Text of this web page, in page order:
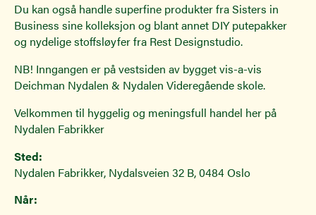
Du kan også handle superfine produkter fra Sisters in
Business sine kolleksjon og blant annet DIY putepakker
og nydelige stoffsløyfer fra Rest Designstudio.
NB! Inngangen er på vestsiden av bygget vis-a-vis
Deichman Nydalen & Nydalen Videregående skole.
Velkommen til hyggelig og meningsfull handel her på
Nydalen Fabrikker
Sted:
Nydalen Fabrikker, Nydalsveien 32 B, 0484 Oslo
Når: